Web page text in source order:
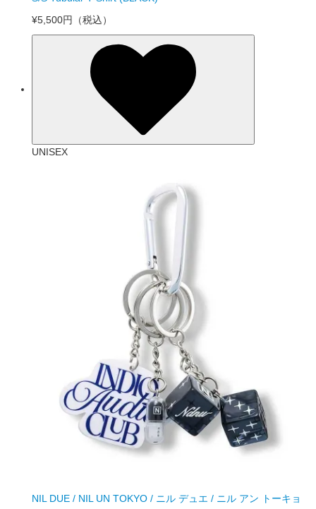
¥5,500円
（税込）
UNISEX
NIL DUE / NIL UN TOKYO / ニル デュエ / ニル アン トーキョ